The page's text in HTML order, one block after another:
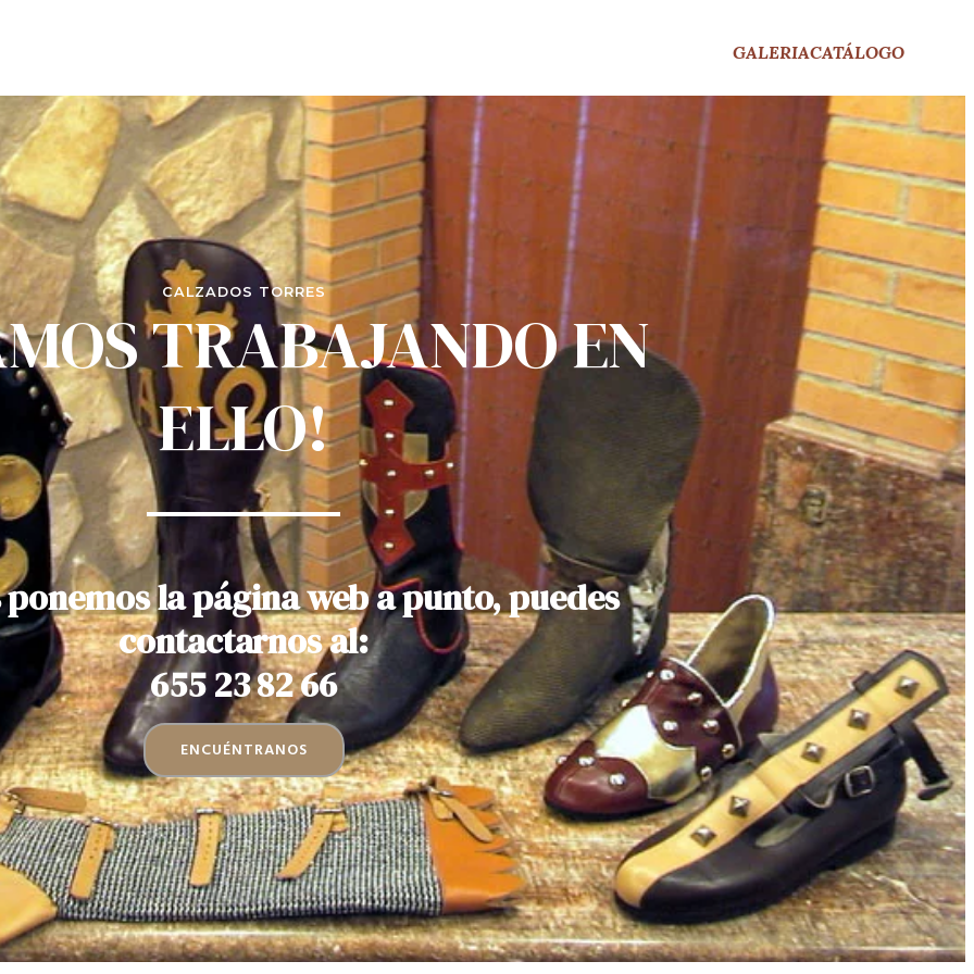
GALERIACATÁLOGO
CALZADOS TORRES
TRABAJANDO EN
ELLO!
la página web a punto, puedes
contactarnos al:
655 23 82 66
ENCUÉNTRANOS